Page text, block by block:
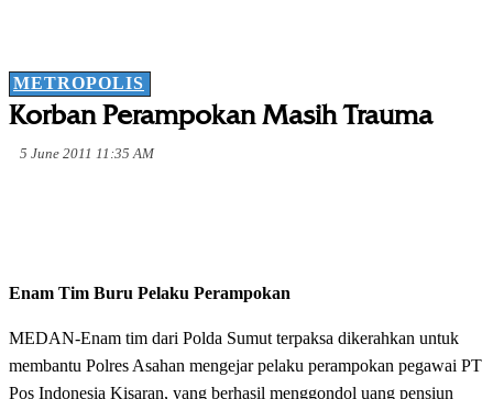
METROPOLIS
Korban Perampokan Masih Trauma
5 June 2011 11:35 AM
Enam Tim Buru Pelaku Perampokan
MEDAN-Enam tim dari Polda Sumut terpaksa dikerahkan untuk
membantu Polres Asahan mengejar pelaku perampokan pegawai PT
Pos Indonesia Kisaran, yang berhasil menggondol uang pensiun